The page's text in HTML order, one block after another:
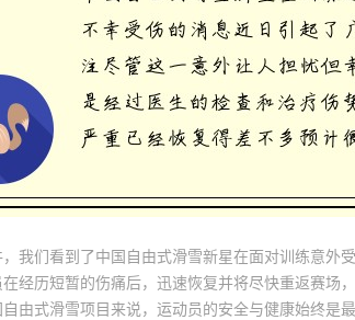
我们看到了中国自由式滑雪新星在面对训练意外
经历短暂的伤痛后，迅速恢复并将尽快重返赛场
由式滑雪项目来说，运动员的安全与健康始终是